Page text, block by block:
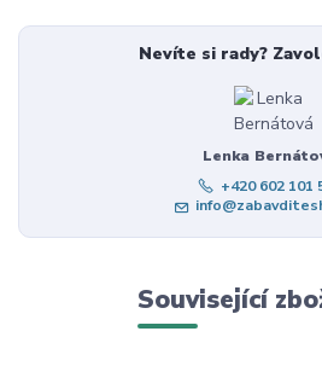
Nevíte si rady?
Lenka
+420 602 101
Související